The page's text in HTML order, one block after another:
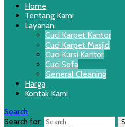
Home
Tentang Kami
Layanan
Cuci Karpet Kantor
Cuci Karpet Masjid
Cuci Kursi Kantor
Cuci Sofa
General Cleaning
Harga
Kontak Kami
Search
Search for: